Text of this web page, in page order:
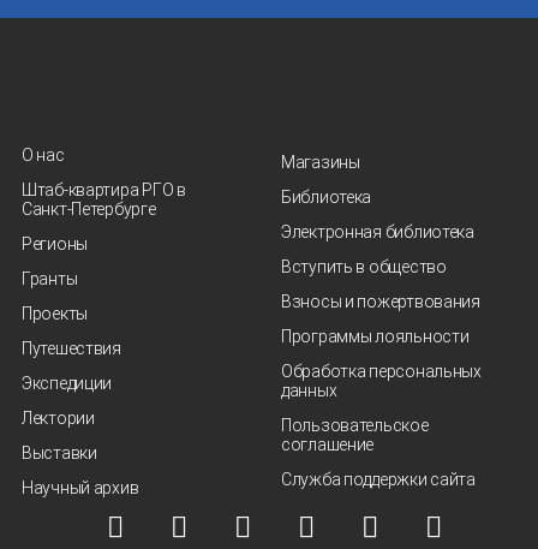
О нас
Штаб-квартира РГО в
Санкт‑Петербурге
Регионы
Гранты
Проекты
Путешествия
Экспедиции
Лектории
Выставки
Научный архив
Магазины
Библиотека
Электронная библиотека
Вступить в общество
Взносы и пожертвования
Программы лояльности
Обработка персональных
данных
Пользовательское
соглашение
Служба поддержки сайта